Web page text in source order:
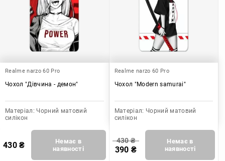
Realme narzo 60 Pro
Чохол "Дівчина - демон"
Матеріал: Чорний матовий
силікон
430₴
Немає в
наявності
Realme narzo 60 Pro
Чохол "Modern samurai"
Матеріал: Чорний матовий
силікон
430₴
390 ₴
Немає в
наявності